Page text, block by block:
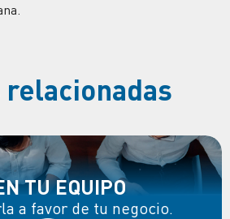
relacionadas
TU EQUIPO
a favor de tu negocio.